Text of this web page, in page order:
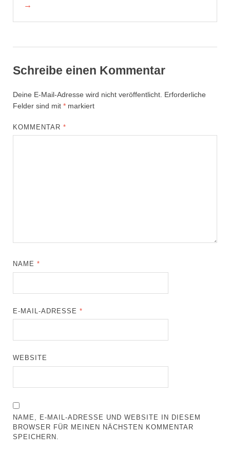
→
Schreibe einen Kommentar
Deine E-Mail-Adresse wird nicht veröffentlicht. Erforderliche
Felder sind mit * markiert
KOMMENTAR*
NAME*
E-MAIL-ADRESSE*
WEBSITE
NAME, E-MAIL-ADRESSE UND WEBSITE IN DIESEM
BROWSER FÜR MEINEN NÄCHSTEN KOMMENTAR
SPEICHERN.